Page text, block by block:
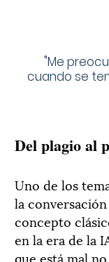
"Me
cuando se
Del plagio al
Uno de los
la
concepto
en la era de la
que está mal